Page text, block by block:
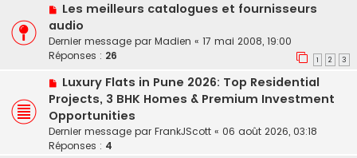
Les meilleurs catalogues et fournisseurs
audio
Dernier message par Madien « 17 mai 2008, 19:00
Réponses : 26 1 2 3
Luxury Flats in Pune 2026: Top Residential
Projects, 3 BHK Homes & Premium Investment
Opportunities
Dernier message par FrankJScott « 06 août 2026, 03:18
Réponses : 4